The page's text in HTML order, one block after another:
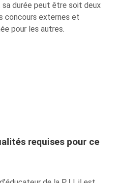
durée peut être soit deux
concours externes et
pour les autres.
requises pour ce